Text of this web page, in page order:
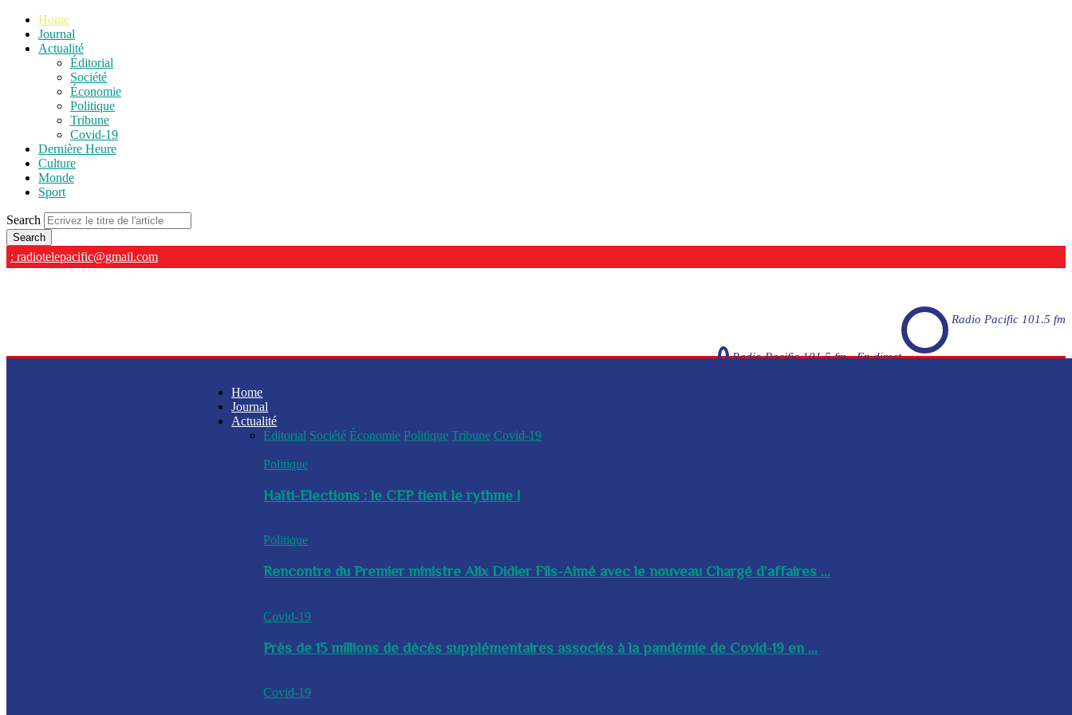
Home
Journal
Actualité
Éditorial
Société
Économie
Politique
Tribune
Covid-19
Dernière Heure
Culture
Monde
Sport
Search
: radiotelepacific@gmail.com
Radio Pacific 101.5 fm
Radio Pacific 101.5 fm - En direct
Home
Journal
Actualité
Éditorial Société Économie Politique Tribune Covid-19
Politique
Haïti-Elections : le CEP tient le rythme !
Politique
Rencontre du Premier ministre Alix Didier Fils-Aimé avec le nouveau Chargé d’affaires ...
Covid-19
Près de 15 millions de décès supplémentaires associés à la pandémie de Covid-19 en ...
Covid-19